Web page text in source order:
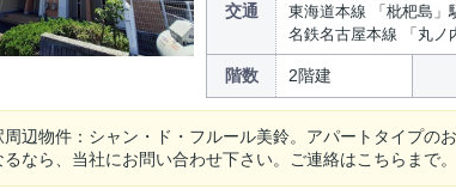
交通
東海道本線 「枇杷島」
名鉄名古屋本線 「丸ノ
階数 2階建
周辺物件：シャン・ド・フルール美鈴。アパートタイプの
なら、当社にお問い合わせ下さい。ご連絡はこちらまで。